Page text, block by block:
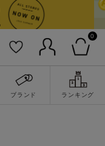
0
ブランド ランキング